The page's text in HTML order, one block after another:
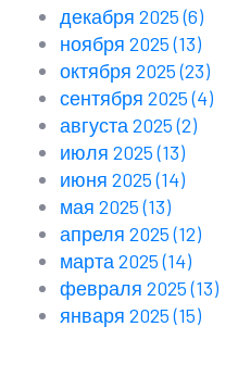
декабря 2025(6)
ноября 2025(13)
октября 2025(23)
сентября 2025(4)
августа 2025(2)
июля 2025(13)
июня 2025(14)
мая 2025(13)
апреля 2025(12)
марта 2025(14)
февраля 2025(13)
января 2025(15)